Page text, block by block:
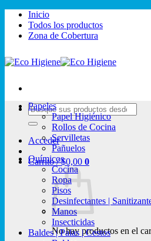
Saltar
contenido
Inicio
Todos los productos
Zona de Cobertura
Buscar
por:
Acceder
Carrito /$0,00 0
No hay productos en el
Papeles
Papel Higiénico
Rollos de Cocina
Servilletas
Pañuelos
Químicos
Cocina
Ropa
Pisos
Desinfectantes |
Manos
Insecticidas
Baldes | Palas | Cestos